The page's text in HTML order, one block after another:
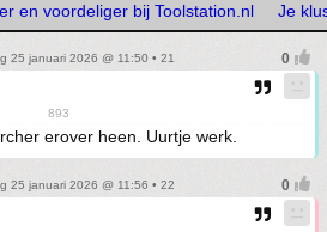
en voordeliger bij Toolstation.nl Je
25 januari 2026 @ 11:50 • 21
893
erover heen. Uurtje werk.
25 januari 2026 @ 11:56 • 22